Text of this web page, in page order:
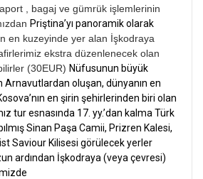
, bagaj ve gümrük işlemlerinin
Priştina’yı panoramik olarak
en kuzeyinde yer alan İşkodraya
ekstra düzenlenecek olan
(30EUR) Nüfusunun büyük
oluşan, dünyanın en
en şirin şehirlerinden biri olan
tur esnasında 17. yy.’dan kalma Türk
Sinan Paşa Camii, Prizren Kalesi,
Saviour Kilisesi görülecek yerler
ardından İşkodraya (veya çevresi)